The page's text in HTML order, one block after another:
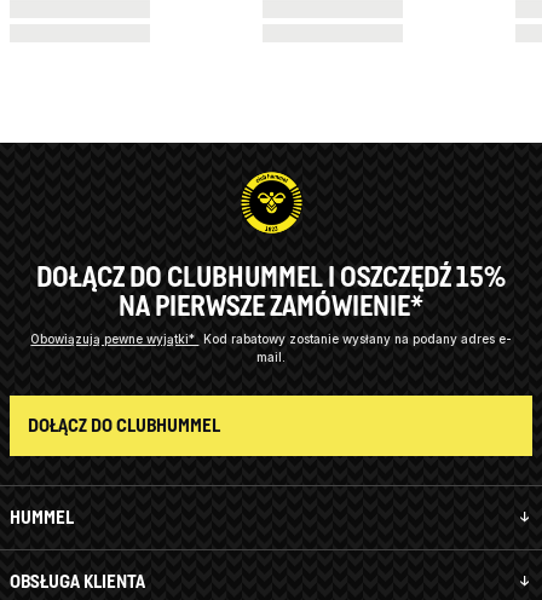
HUMMEL
OBSŁUGA KLIENTA
DOŁĄCZ DO CLUBHUMMEL I OSZCZĘDŹ 15%
NA PIERWSZE ZAMÓWIENIE*
Obowiązują pewne wyjątki*
Kod rabatowy zostanie wysłany na podany adres e-
mail.
DOŁĄCZ DO CLUBHUMMEL